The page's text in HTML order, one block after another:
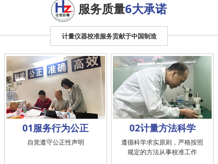
服务质量6大承诺
计量仪器校准服务贡献于中国制造
01服务行为公正
自觉遵守公正性声明
02计量方法科学
遵循科学求实原则，严格按照
规定的方法从事校准工作